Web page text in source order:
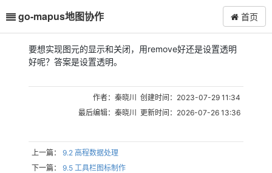
go-mapus地图协作 首页
要想实现图元的显示和关闭，用remove好还是设置透明
好呢？答案是设置透明。
作者：秦晓川 创建时间：2023-07-29 11:34
最后编辑：秦晓川 更新时间：2026-07-26 13:36
上一篇：9.2 高程数据处理
下一篇：9.5 工具栏图标制作